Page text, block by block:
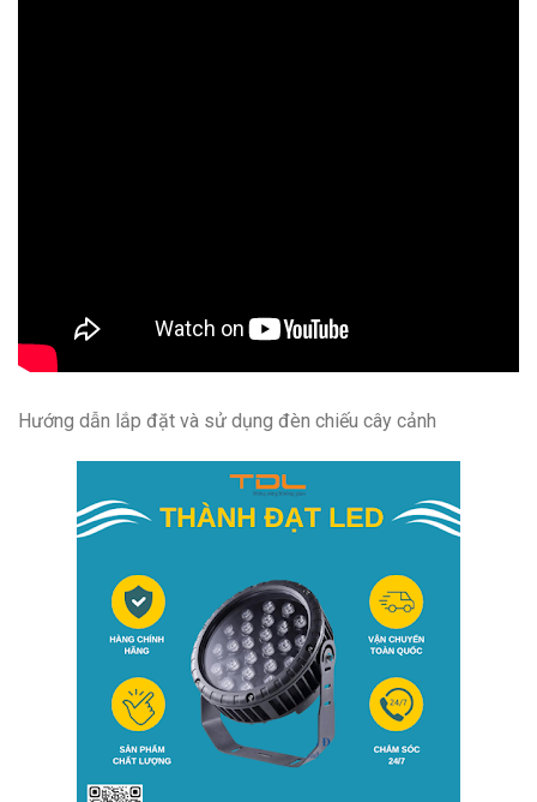
Hướng dẫn lắp đặt và sử dụng đèn chiếu cây cảnh